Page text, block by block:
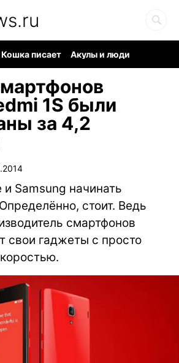
Кошка писает
Акулы и люди
1S были
за 4,2
Samsung начинать
стоит. Ведь
смартфонов
свои гаджеты с просто